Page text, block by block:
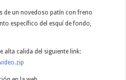
de un novedoso patín con freno
específico del esquí de fondo,
alta calida del siguiente link: